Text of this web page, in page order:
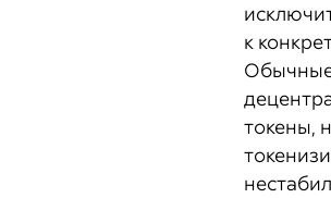
к
Обычные
токены,